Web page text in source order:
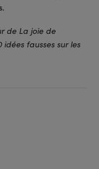
de La joie de
fausses sur les